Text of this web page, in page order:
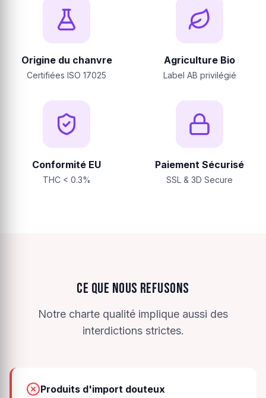
Origine du chanvre
Certifiées ISO 17025
Agriculture Bio
Label AB privilégié
Conformité EU
THC < 0.3%
Paiement Sécurisé
SSL & 3D Secure
CE QUE NOUS REFUSONS
Notre charte qualité implique aussi des
interdictions strictes.
Produits d'import douteux